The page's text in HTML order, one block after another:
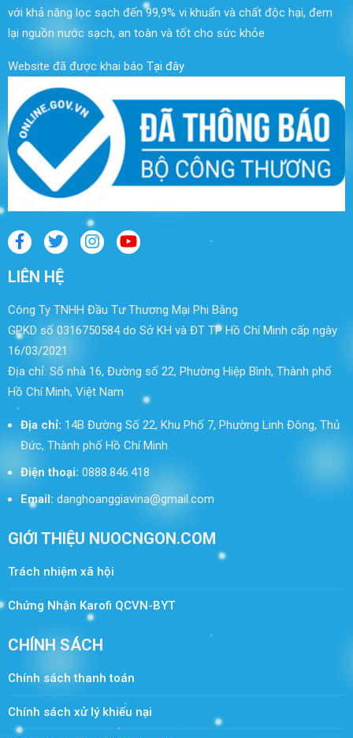
với khả năng lọc sạch đến 99,9% vi khuẩn và chất độc hại, đem
lại nguồn nước sạch, an toàn và tốt cho sức khỏe
Website đã được khai báo Tại đây
LIÊN HỆ
Công Ty TNHH Đầu Tư Thương Mại Phi Bằng
GPKD số 0316750584 do Sở KH và ĐT TP Hồ Chí Minh cấp ngày
16/03/2021
Địa chỉ: Số nhà 16, Đường số 22, Phường Hiệp Bình, Thành phố
Hồ Chí Minh, Việt Nam
Địa chỉ: 14B Đường Số 22, Khu Phố 7, Phường Linh Đông, Thủ
Đức, Thành phố Hồ Chí Minh
Điện thoại: 0888.846.418
Email: danghoanggiavina@gmail.com
GIỚI THIỆU NUOCNGON.COM
Trách nhiệm xã hội
Chứng Nhận Karofi QCVN-BYT
CHÍNH SÁCH
Chính sách thanh toán
Chính sách xử lý khiếu nại